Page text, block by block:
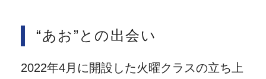
“あお”との出会い
2022年4月に開設した火曜クラスの立ち上